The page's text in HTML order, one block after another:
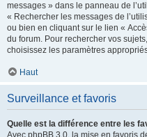
messages » dans le panneau de
« Rechercher les messages de
ou bien en cliquant sur le lien «
du forum. Pour rechercher vos
choisissez les paramètres
Haut
Surveillance et favoris
Quelle est la différence entre les
Avec phpBB 3.0, la mise en favoris